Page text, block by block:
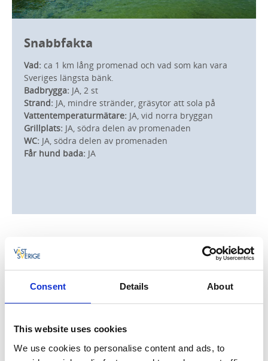
Consent Details About
This website uses cookies
We use cookies to personalise content and ads, to
Snabbfakta
Vad: ca 1 km lång promenad och vad som kan vara
Sveriges längsta bänk.
Badbrygga: JA, 2 st
Strand: JA, mindre stränder, gräsytor att sola på
Vattentemperaturmätare: JA, vid norra bryggan
Grillplats: JA, södra delen av promenaden
WC: JA, södra delen av promenaden
Får hund bada: JA
3. Guldkroksbadets sandstrand
hyra badhytt, har tillgång till rullstolsramp ner i sjön
omklädningsrum, duschar och plaskdamm och